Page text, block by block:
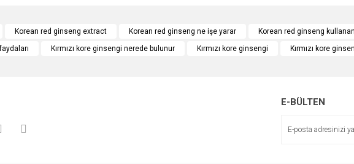
Bu ürüne ilk yorumu siz yapın!
görüntülenemiyor.
pahalı.
Korean red ginseng extract Korean red ginseng ne işe yarar Korean red ginseng
Kırmızı kore ginsengi nerede bulunur Kırmızı kore ginsengi Kırmızı kore
E-BÜLTEN